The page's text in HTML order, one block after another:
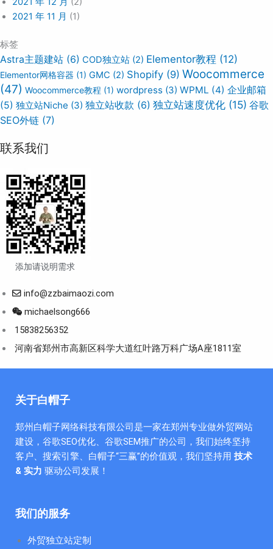
2021 年 11 月 (1)
标签
Astra主题建站 (6) COD独立站 (2) Elementor教程 (12)
Elementor网格容器 (1) GMC (2) Shopify (9) Woocommerce
(47) Woocommerce教程 (1) wordpress (3) WPML (4) 企业邮箱
(5) 独立站Niche (3) 独立站收款 (6) 独立站速度优化 (15) 谷歌
SEO外链 (7)
联系我们
添加请说明需求
info@zzbaimaozi.com
michaelsong666
15838256352
河南省郑州市高新区科学大道红叶路万科广场A座1811室
关于白帽子
郑州白帽子网络科技有限公司是一家在郑州专业做外贸网站
建设，谷歌SEO优化、谷歌SEM推广的公司，我们始终坚持
客户、搜索引擎、白帽子“三赢”的价值观，我们坚持用 技术
& 实力 驱动公司发展！
我们的服务
外贸独立站定制